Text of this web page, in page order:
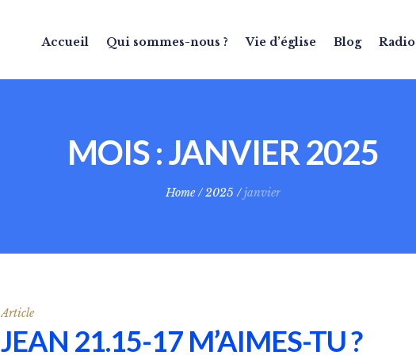
Accueil Qui sommes-nous ? Vie d’église Blog Radio
MOIS :JANVIER 2025
Home /2025 /janvier
Article
JEAN 21.15-17 M’AIMES-TU ?